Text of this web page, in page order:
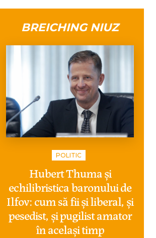
BREICHING NIUZ
POLITIC
Hubert Thuma și
echilibristica baronului de
Ilfov: cum să fii și liberal, și
pesedist, și pugilist amator
în același timp